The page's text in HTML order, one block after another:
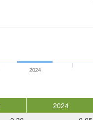
2024
2024